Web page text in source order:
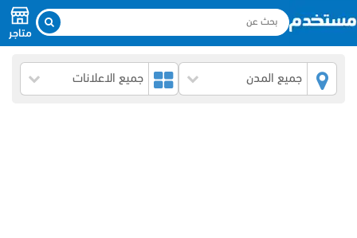
متاجر
جميع المدن جميع الاعلانات